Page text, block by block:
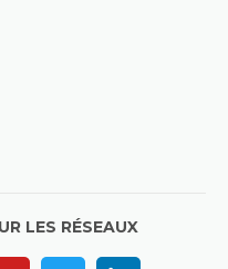
LES RÉSEAUX